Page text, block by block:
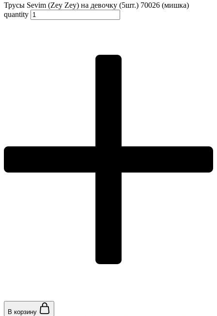
Трусы Sevim (Zey Zey) на девочку (5шт.) 70026 (мишка)
quantity
В корзину